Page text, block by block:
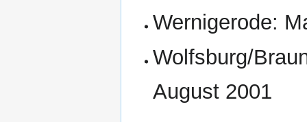
Wernigerode:
Wolfsburg/
August 2001